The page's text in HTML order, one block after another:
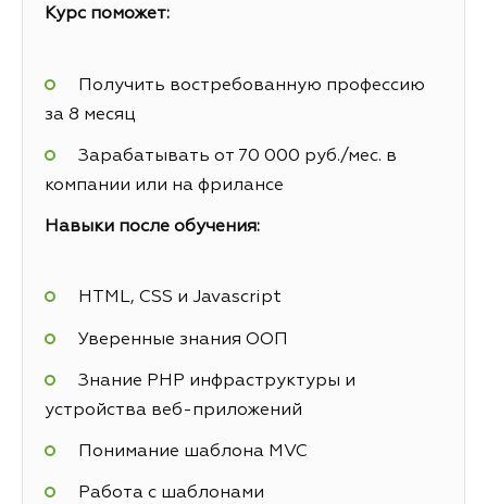
Курс поможет:
Получить востребованную профессию
за 8 месяц
Зарабатывать от 70 000 руб./мес. в
компании или на фрилансе
Навыки после обучения:
HTML, CSS и Javascript
Уверенные знания ООП
Знание PHP инфраструктуры и
устройства веб-приложений
Понимание шаблона MVC
Работа с шаблонами